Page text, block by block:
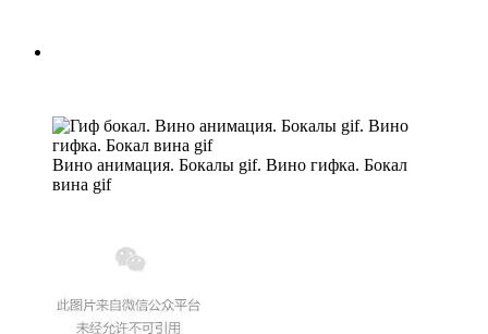
Вино анимация. Бокалы gif. Вино гифка. Бокал
вина gif